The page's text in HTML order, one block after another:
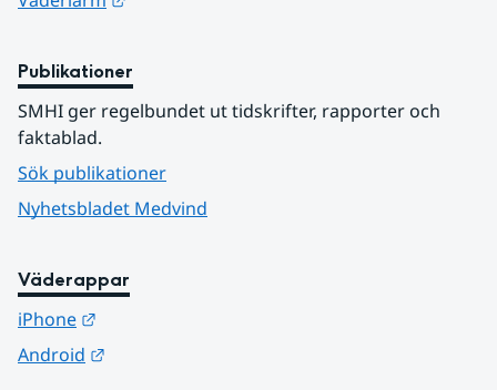
Publikationer
SMHI ger regelbundet ut tidskrifter, rapporter och
faktablad.
Sök publikationer
Nyhetsbladet Medvind
Väderappar
iPhone
Android